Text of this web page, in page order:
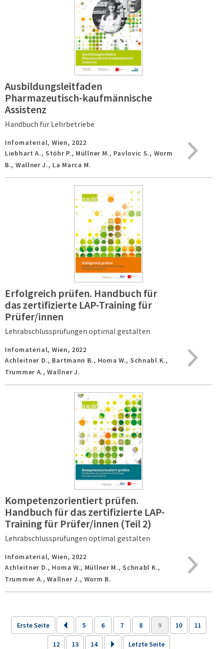
Ausbildungsleitfaden
Pharmazeutisch-kaufmännische
Assistenz
Handbuch für Lehrbetriebe
Infomaterial, Wien, 2022
Liebhart A., Stöhr P., Müllner M., Pavlovic S., Worm
B., Wallner J., La Marca M.
Erfolgreich prüfen. Handbuch für
das zertifizierte LAP-Training für
Prüfer/innen
Lehrabschlussprüfungen optimal gestalten
Infomaterial, Wien, 2022
Achleitner D., Bartmann B., Homa W., Schnabl K.,
Trummer A., Wallner J.
Kompetenzorientiert prüfen.
Handbuch für das zertifizierte LAP-
Training für Prüfer/innen (Teil 2)
Lehrabschlussprüfungen optimal gestalten
Infomaterial, Wien, 2022
Achleitner D., Homa W., Müllner M., Schnabl K.,
Trummer A., Wallner J., Worm B.
Erste Seite 5 6 7 8 9 10 11
12 13 14 Letzte Seite